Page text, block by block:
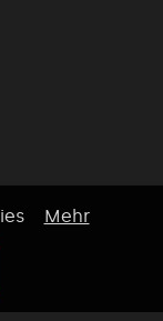
Mehr